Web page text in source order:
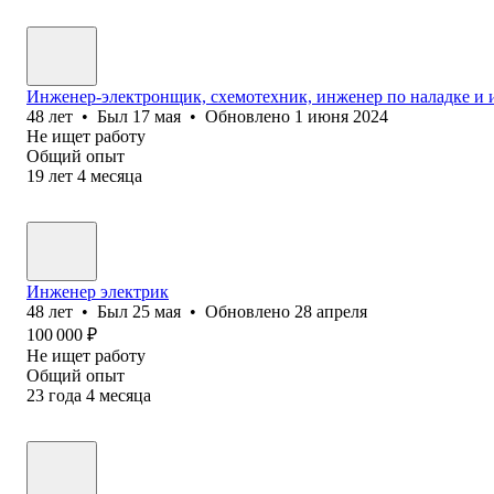
Инженер-электронщик, схемотехник, инженер по наладке и
48 лет • Был 17 мая • Обновлено 1 июня 2024
Не ищет работу
Общий опыт
19 лет 4 месяца
Инженер электрик
48 лет • Был 25 мая • Обновлено 28 апреля
100 000 ₽
Не ищет работу
Общий опыт
23 года 4 месяца